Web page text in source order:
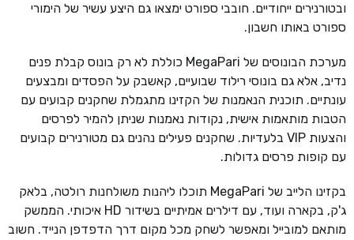
ובטורנירים ייחודיים. חובבי ספורט ימצאו גם היצע עשיר של הימורי
ספורט באותו חשבון.
מערכת הבונוסים של MegaPari כוללת לא רק בונוס קבלת פנים
נדיב, אלא גם בונוסי רילוד שבועיים, קאשבק על הפסדים ומבצעים
עונתיים. תוכנית הנאמנות של הקזינו מתגמלת שחקנים קבועים עם
הטבות מותאמות אישית, נקודות נאמנות שניתן להמיר לפרסים
והצעות VIP בלעדיות. שחקנים פעילים נהנים גם מטורנירים קבועים
עם קופות פרסים גדולות.
בקזינו הלייב של MegaPari תוכלו ליהנות משולחנות רולטה, בלאק
ג'ק, בקארה ועוד, עם דילרים אמיתיים בשידור HD איכותי. הממשק
מותאם למובייל ומאפשר לשחק מכל מקום דרך הדפדפן הנייד. חשוב